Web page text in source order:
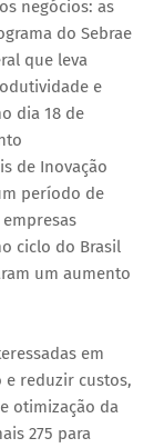
negócios: as
do Sebrae
que leva
e
dia 18 de
de Inovação
período de
ciclo do Brasil
um aumento
em
reduzir custos,
otimização da
275 para